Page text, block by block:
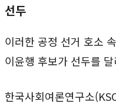
선두
이러한 공정 선거 호소
이윤행 후보가 선두를
한국사회여론연구소